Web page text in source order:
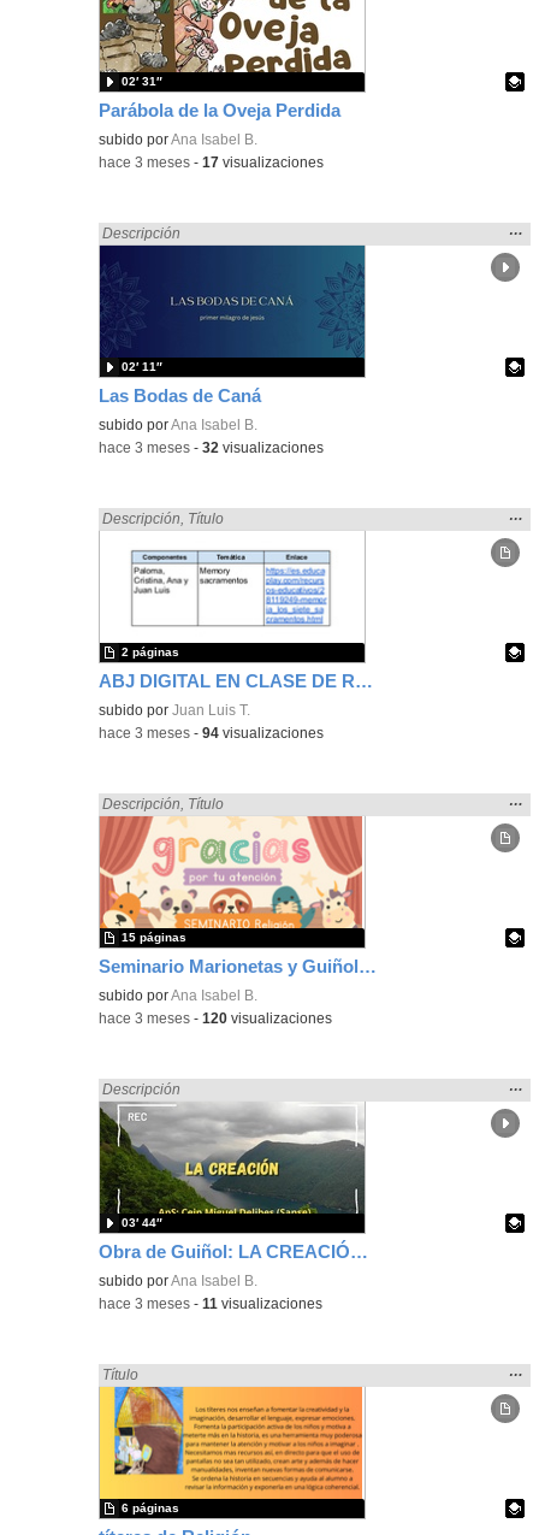
Parábola de la Oveja Perdida
Contenido educativo.
subido porAna Isabel B.
02′ 31″
-hace 3 meses -17 visualizaciones
Las Bodas de Caná
Encontrado «Religión» en:
Descripción
la
…
Contenido educativo.
subido porAna Isabel B.
02′ 11″
-hace 3 meses -32 visualizaciones
ABJ DIGITAL EN CLASE DE RELIGIÓN
Encontrado «Religión» en:
Descripción Título
la
…
Contenido educativo.
subido porJuan Luis T.
2 páginas
-hace 3 meses -94 visualizaciones
Seminario Marionetas y Guiñol en el área de Religión como ApS
Encontrado «Religión» en:
Descripción Título
la
…
Contenido educativo.
subido porAna Isabel B.
15 páginas
-hace 3 meses -120 visualizaciones
Obra de Guiñol: LA CREACIÓN DE DIOS
Encontrado «Religión» en:
Descripción
la
…
Contenido educativo.
subido porAna Isabel B.
03′ 44″
-hace 3 meses -11 visualizaciones
Encontrado «Religión» en:
Título
la
…
6 páginas